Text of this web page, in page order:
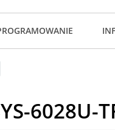
6028U-